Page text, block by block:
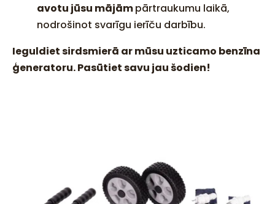
avotu jūsu mājāmpārtraukumu laikā,
nodrošinot svarīgu ierīču darbību.
Ieguldiet sirdsmierā ar mūsu uzticamo benzīna
ģeneratoru. Pasūtiet savu jau šodien!